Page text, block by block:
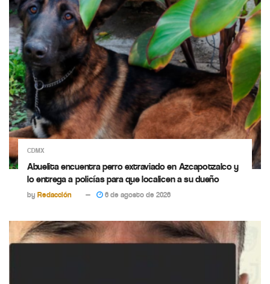
CDMX
Abuelita encuentra perro extraviado en Azcapotzalco y
lo entrega a policías para que localicen a su dueño
by Redacción 6 de agosto de 2026